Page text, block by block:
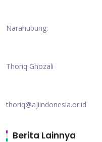
Narahubung:
Thoriq Ghozali
thoriq@ajiindonesia.or.id
Berita Lainnya